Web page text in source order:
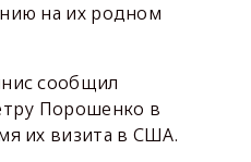
на их родном
сообщил
Порошенко в
их визита в США.